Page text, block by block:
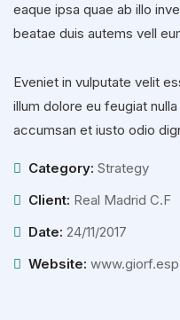
eaque ipsa quae ab illo
beatae duis autems vell
Eveniet in vulputate velit
illum dolore eu feugiat
accumsan et iusto odio
Category: Strategy
Client: Real Madrid C.F
Date: 24/11/2017
Website: www.giorf.esp